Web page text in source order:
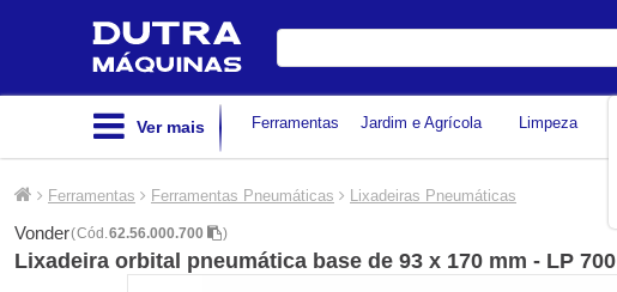
Digite
Ver mais Ferramentas Jardim e Agrícola Limpeza
Ferramentas Ferramentas Pneumáticas Lixadeiras Pneumáticas
Vonder(Cód. 62.56.000.700 )
Lixadeira orbital pneumática base de 93 x 170 mm - LP 700